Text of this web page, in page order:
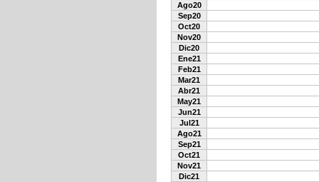
Ago20
Sep20
Oct20
Nov20
Dic20
Ene21
Feb21
Mar21
Abr21
May21
Jun21
Jul21
Ago21
Sep21
Oct21
Nov21
Dic21